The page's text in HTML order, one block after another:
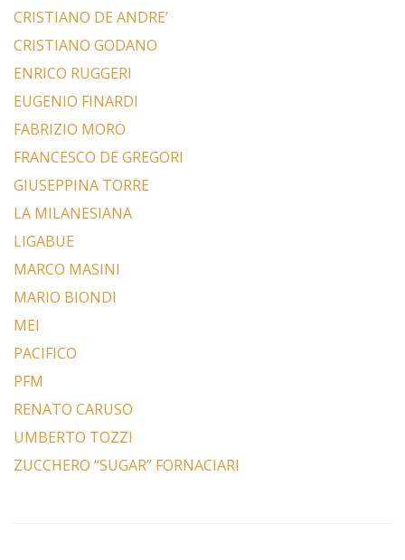
CRISTIANO DE ANDRE’
CRISTIANO GODANO
ENRICO RUGGERI
EUGENIO FINARDI
FABRIZIO MORO
FRANCESCO DE GREGORI
GIUSEPPINA TORRE
LA MILANESIANA
LIGABUE
MARCO MASINI
MARIO BIONDI
MEI
PACIFICO
PFM
RENATO CARUSO
UMBERTO TOZZI
ZUCCHERO “SUGAR” FORNACIARI